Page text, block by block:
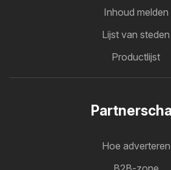
Inhoud melden
Lijst van steden
Productlijst
Hoe adverteren